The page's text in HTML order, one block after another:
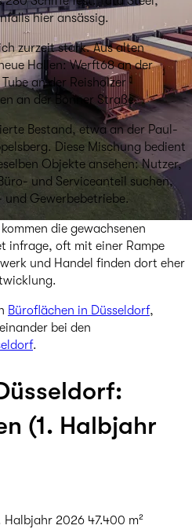
hier ansässig.
zurzeit stark. Aus alten
Hallen: Werft68 an der
an der Reisholzer
an der Bonner Straße.
Bestand, etwa an der Paul-
Diese Mischung bedient
Objekte ansehen: Nutzer,
und Serviceanteil suchen,
und Gewerbebetriebe.
die gewachsenen
infrage, oft mit einer Rampe
und Handel finden dort eher
Büroflächen in Düsseldorf,
bei den
.
(1. Halbjahr
Halbjahr 2026 47.400 m²